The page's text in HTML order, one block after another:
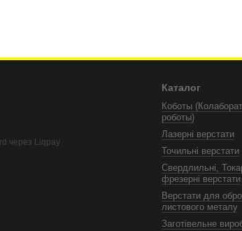
Каталог
Коботы
роботы)
Лазерні верстати
Точильні верстати
Свердлильні,
фрезерні верстати
Верстати для
листового металу
Заготівельне